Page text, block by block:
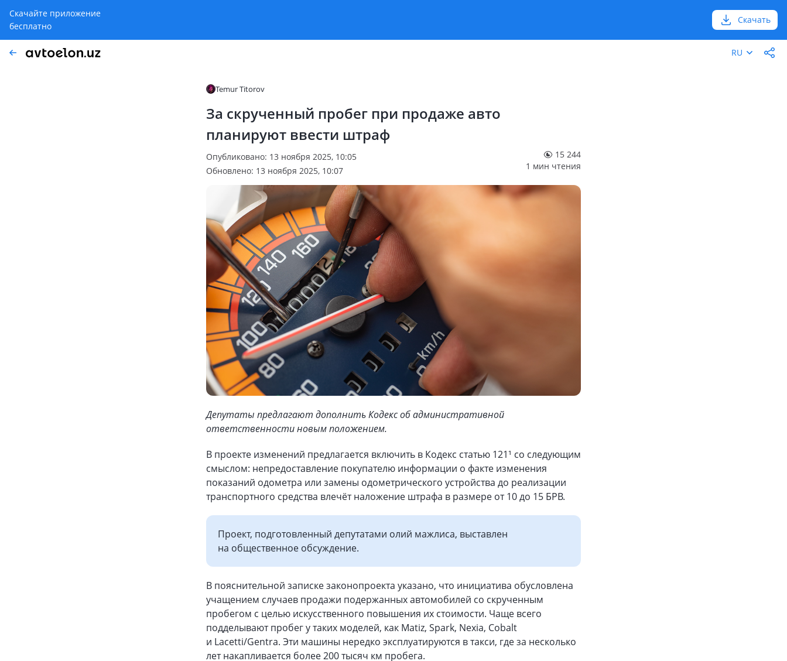
Скачайте приложение
бесплатно
Скачать
RU
Temur Titorov
За скрученный пробег при продаже авто
планируют ввести штраф
Опубликовано: 13 ноября 2025, 10:05
Обновлено: 13 ноября 2025, 10:07
15 244
1 мин чтения
Депутаты предлагают дополнить Кодекс об административной
ответственности новым положением.
В проекте изменений предлагается включить в Кодекс статью 121¹ со следующим
смыслом: непредоставление покупателю информации о факте изменения
показаний одометра или замены одометрического устройства до реализации
транспортного средства влечёт наложение штрафа в размере от 10 до 15 БРВ.
Проект, подготовленный депутатами олий мажлиса, выставлен
на общественное обсуждение.
В пояснительной записке законопроекта указано, что инициатива обусловлена
учащением случаев продажи подержанных автомобилей со скрученным
пробегом с целью искусственного повышения их стоимости. Чаще всего
подделывают пробег у таких моделей, как Matiz, Spark, Nexia, Cobalt
и Lacetti/Gentra. Эти машины нередко эксплуатируются в такси, где за несколько
лет накапливается более 200 тысяч км пробега.